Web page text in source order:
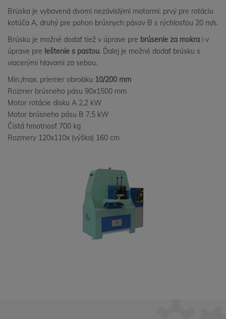
Brúska je vybavená dvomi nezávislými motormi: prvý pre rotáciu
kotúča A, druhý pre pohon brúsnych pásov B s rýchlosťou 20 m/s.
Brúsku je možné dodať tiež v úprave pre brúsenie za mokra i v
úprave pre leštenie s pastou. Ďalej je možné dodať brúsku s
viacerými hlavami za sebou.
Min./max. priemer obrobku 10/200 mm
Rozmer brúsneho pásu 90x1500 mm
Motor rotácie disku A 2,2 kW
Motor brúsneho pásu B 7,5 kW
Čistá hmotnosť 700 kg
Rozmery 120x110x (výška) 160 cm